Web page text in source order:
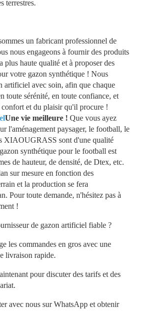
terrestres.
un fabricant professionnel de
nous engageons à fournir des produits
plus haute qualité et à proposer des
votre gazon synthétique ! Nous
artificiel avec soin, afin que chaque
toute sérénité, en toute confiance, et
et du plaisir qu'il procure !
Une vie meilleure ! Que vous ayez
l'aménagement paysager, le football, le
XIAOUGRASS sont d'une qualité
synthétique pour le football est
de hauteur, de densité, de Dtex, etc.
sur mesure en fonction des
et la production se fera
Pour toute demande, n'hésitez pas à
!
de gazon artificiel fiable ?
les commandes en gros avec une
livraison rapide.
pour discuter des tarifs et des
avec nous sur WhatsApp et obtenir